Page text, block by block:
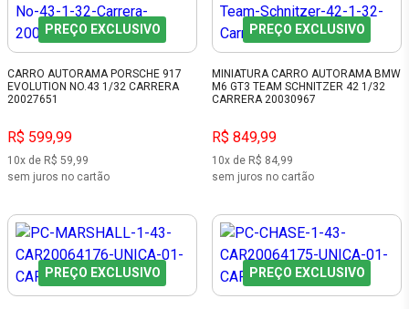
PREÇO EXCLUSIVO
CARRO AUTORAMA PORSCHE 917
EVOLUTION NO.43 1/32 CARRERA
20027651
R$ 599,99
10x de R$ 59,99
sem juros no cartão
PREÇO EXCLUSIVO
MINIATURA CARRO AUTORAMA BMW
M6 GT3 TEAM SCHNITZER 42 1/32
CARRERA 20030967
R$ 849,99
10x de R$ 84,99
sem juros no cartão
PREÇO EXCLUSIVO PREÇO EXCLUSIVO